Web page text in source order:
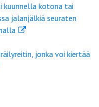
kuunnella kotona tai
jalanjälkiä seuraten
jonka voi kiertää